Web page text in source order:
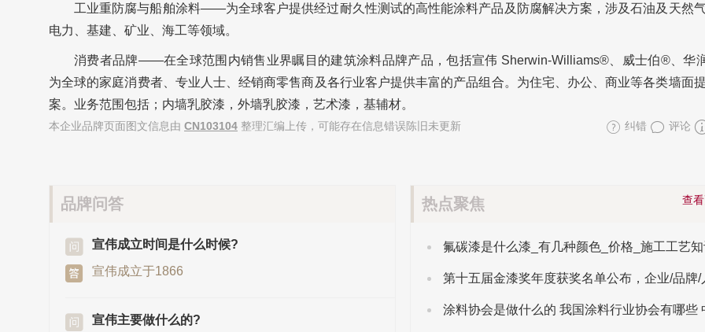
工业重防腐与船舶涂料——为全球客户提供经过耐久性测试的高性能涂料产品及防腐解决方案，涉及石油及天然
电力、基建、矿业、海工等领域。
消费者品牌——在全球范围内销售业界瞩目的建筑涂料品牌产品，包括宣伟 Sherwin-Williams®、威士伯®、华
为全球的家庭消费者、专业人士、经销商零售商及各行业客户提供丰富的产品组合。为住宅、办公、商业等各类墙面
案。业务范围包括；内墙乳胶漆，外墙乳胶漆，艺术漆，基辅材。
本企业品牌页面图文信息由 CN103104 整理汇编上传，可能存在信息错误陈旧未更新 纠错 评论
品牌问答
宣伟成立时间是什么时候?
宣伟成立于1866
宣伟主要做什么的?
查
热点聚焦
氟碳漆是什么漆_有几种颜色_价格_施工工艺